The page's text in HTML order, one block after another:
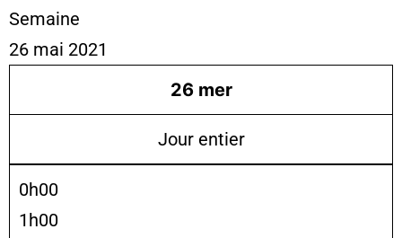
Semaine
26 mai 2021
26 mer
Jour entier
0h00
1h00